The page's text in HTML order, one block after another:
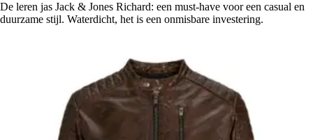
De leren jas Jack & Jones Richard: een must-have voor een casual en
duurzame stijl. Waterdicht, het is een onmisbare investering.